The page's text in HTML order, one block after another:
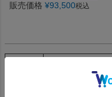
販売価格 ¥93,500税込